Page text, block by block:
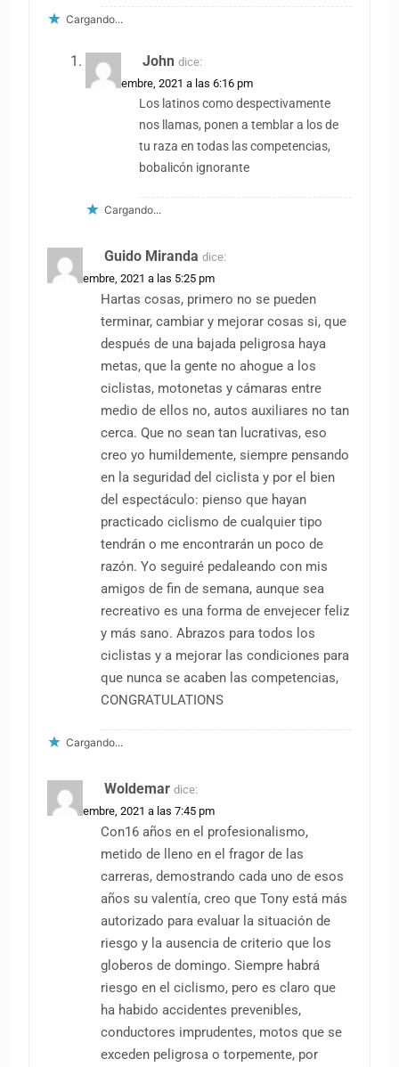
Cargando...
John dice:
25 noviembre, 2021 a las 6:16 pm
Los latinos como despectivamente
nos llamas, ponen a temblar a los de
tu raza en todas las competencias,
bobalicón ignorante
Cargando...
Guido Miranda dice:
24 noviembre, 2021 a las 5:25 pm
Hartas cosas, primero no se pueden
terminar, cambiar y mejorar cosas si, que
después de una bajada peligrosa haya
metas, que la gente no ahogue a los
ciclistas, motonetas y cámaras entre
medio de ellos no, autos auxiliares no tan
cerca. Que no sean tan lucrativas, eso
creo yo humildemente, siempre pensando
en la seguridad del ciclista y por el bien
del espectáculo: pienso que hayan
practicado ciclismo de cualquier tipo
tendrán o me encontrarán un poco de
razón. Yo seguiré pedaleando con mis
amigos de fin de semana, aunque sea
recreativo es una forma de envejecer feliz
y más sano. Abrazos para todos los
ciclistas y a mejorar las condiciones para
que nunca se acaben las competencias,
CONGRATULATIONS
Cargando...
Woldemar dice:
24 noviembre, 2021 a las 7:45 pm
Con16 años en el profesionalismo,
metido de lleno en el fragor de las
carreras, demostrando cada uno de esos
años su valentía, creo que Tony está más
autorizado para evaluar la situación de
riesgo y la ausencia de criterio que los
globeros de domingo. Siempre habrá
riesgo en el ciclismo, pero es claro que
ha habido accidentes prevenibles,
conductores imprudentes, motos que se
exceden peligrosa o torpemente, por